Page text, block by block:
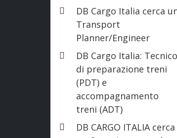
DB Cargo Italia cerca
Transport
Planner/Engineer
DB Cargo Italia: Tecnico
di preparazione treni
(PDT) e
accompagnamento
treni (ADT)
DB CARGO ITALIA cerca